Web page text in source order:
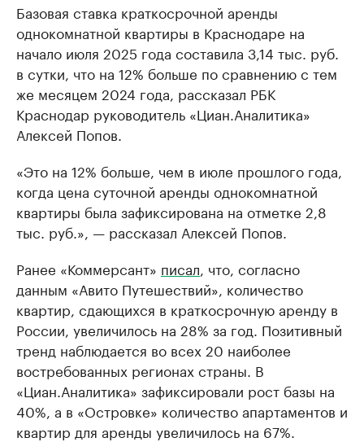
Базовая ставка краткосрочной аренды
однокомнатной квартиры в Краснодаре на
начало июля 2025 года составила 3,14 тыс. руб.
в сутки, что на 12% больше по сравнению с тем
же месяцем 2024 года, рассказал РБК
Краснодар руководитель «Циан.Аналитика»
Алексей Попов.
«Это на 12% больше, чем в июле прошлого года,
когда цена суточной аренды однокомнатной
квартиры была зафиксирована на отметке 2,8
тыс. руб.», — рассказал Алексей Попов.
Ранее «Коммерсант» писал , что, согласно
данным «Авито Путешествий», количество
квартир, сдающихся в краткосрочную аренду в
России, увеличилось на 28% за год. Позитивный
тренд наблюдается во всех 20 наиболее
востребованных регионах страны. В
«Циан.Аналитика» зафиксировали рост базы на
40%, а в «Островке» количество апартаментов и
квартир для аренды увеличилось на 67%.